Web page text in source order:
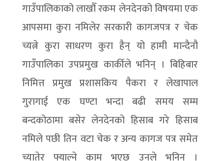
गाउँपालिकाको लाखौँ रकम लेनदेनको विषयमा एक
आपसमा कुरा नमिलेर सरकारी कागजपत्र र चेक
च्यत्ने कुरा साधरण कुरा हैन् यो हामी मान्दैनौ
गाउँपालिका उपप्रमुख कार्कीले भनिन् । बिहिबार
निमित्त प्रमुख प्रशासकिय पैकरा र लेखापाल
गुरागाई एक घण्टा भन्दा बढी समय सम्म
बन्दकोठामा बसेर लेनदेनको हिसाब गरे हिसाब
नमिले पछी तिन वटा चेक र अन्य कागज पत्र समेत
च्यातेर फ्याल्ने काम भएछ उनले भनिन् ।